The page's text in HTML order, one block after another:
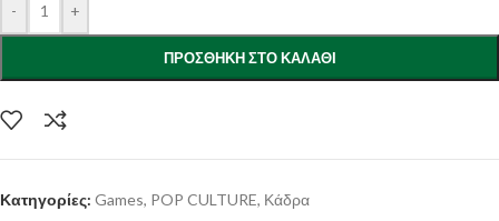
- +
ΠΡΟΣΘΉΚΗ ΣΤΟ ΚΑΛΆΘΙ
Κατηγορίες: Games, POP CULTURE, Κάδρα